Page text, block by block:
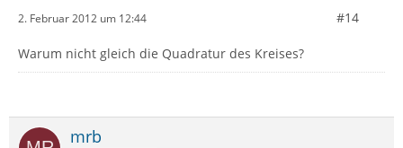
2. Februar 2012 um 12:44 #14
Warum nicht gleich die Quadratur des Kreises?
mrb